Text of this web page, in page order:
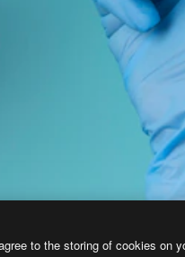
to the storing of cookies on